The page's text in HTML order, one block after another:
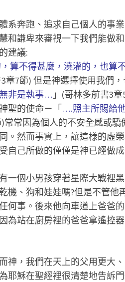
系奔跑、追求自己個人的事
和謙卑來審視一下我們能做
建議:
算不得甚麼，澆灌的，也算
章7節) 但是神選擇使用我們
非是執事… 」(哥林多前書3章
聖的使命－「….照主所賜給
常常因為個人的不安全感或驕
。然而事實上，讓這樣的虛
自己所做的僅僅是神已經做
一個小男孩穿著星際大戰裡
機、狗和娃娃嗎?但是不管他
何事。後來他向車道上爸爸
為站在廚房裡的爸爸拿遙控器
神，我們在天上的父用更大
耶穌在聖經裡很清楚地告訴